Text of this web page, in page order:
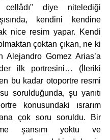
cellâdı" diye nitelediği
kendini kendine
nice resim yapar. Kendi
çoktan çıkan, ne ki
Alejandro Gomez Arias’a
ilk portresini… (İleriki
bu kadar otoportre resmi
sorulduğunda, şu yanıtı
konusundaki ısrarım
çok soru soruldu. Bir
şansım yoktu ve